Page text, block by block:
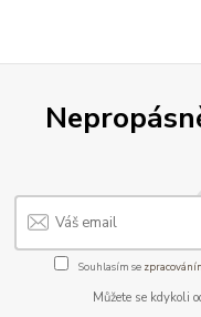
Souhlasím se
Můžete se kdykoli